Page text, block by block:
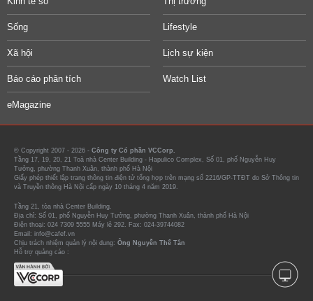
Sống Lifestyle
Xã hội Lịch sự kiện
Báo cáo phân tích Watch List
eMagazine
© Copyright 2007 - 2026 - Công ty Cổ phần VCCorp.
Tầng 17, 19, 20, 21 Toà nhà Center Building - Hapulico Complex, Số 01, phố Nguyễn Huy
Tưởng, phường Thanh Xuân, thành phố Hà Nội
Giấy phép thiết lập trang thông tin điện tử tổng hợp trên mạng số 2216/GP-TTĐT do Sở Thông tin
và Truyền thông Hà Nội cấp ngày 10 tháng 4 năm 2019.
Tầng 21, tòa nhà Center Building.
Địa chỉ: Số 01, phố Nguyễn Huy Tưởng, phường Thanh Xuân, thành phố Hà Nội
Điện thoại: 024 7309 5555 Máy lẻ 292. Fax: 024-39744082
Email: info@cafef.vn
Chịu trách nhiệm quản lý nội dung: Ông Nguyễn Thế Tân
Hỗ trợ quảng cáo :